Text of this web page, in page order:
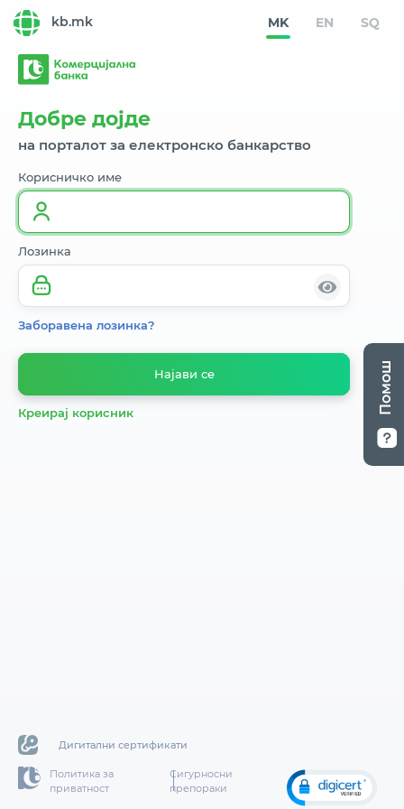
kb.mk MK EN SQ
Добре дојде
на порталот за електронско банкарство
Корисничко име
Лозинка
Заборавена лозинка?
Најави се
Креирај корисник Помош
Дигитални сертификати
Политика за
приватност
Сигурносни
препораки